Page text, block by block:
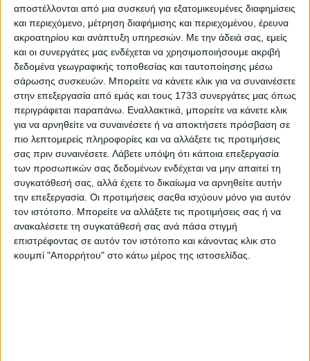
αποστέλλονται από μια συσκευή για εξατομικευμένες διαφημίσεις
και περιεχόμενο, μέτρηση διαφήμισης και περιεχομένου, έρευνα
ακροατηρίου και ανάπτυξη υπηρεσιών. Με την άδειά σας, εμείς
και οι συνεργάτες μας ενδέχεται να χρησιμοποιήσουμε ακριβή
δεδομένα γεωγραφικής τοποθεσίας και ταυτοποίησης μέσω
σάρωσης συσκευών. Μπορείτε να κάνετε κλικ για να συναινέσετε
στην επεξεργασία από εμάς και τους 1733 συνεργάτες μας όπως
περιγράφεται παραπάνω. Εναλλακτικά, μπορείτε να κάνετε κλικ
για να αρνηθείτε να συναινέσετε ή να αποκτήσετε πρόσβαση σε
πιο λεπτομερείς πληροφορίες και να αλλάξετε τις προτιμήσεις
σας πριν συναινέσετε. Λάβετε υπόψη ότι κάποια επεξεργασία
των προσωπικών σας δεδομένων ενδέχεται να μην απαιτεί τη
συγκατάθεσή σας, αλλά έχετε το δικαίωμα να αρνηθείτε αυτήν
την επεξεργασία. Οι προτιμήσεις σαςθα ισχύουν μόνο για αυτόν
τον ιστότοπο. Μπορείτε να αλλάξετε τις προτιμήσεις σας ή να
ανακαλέσετε τη συγκατάθεσή σας ανά πάσα στιγμή
επιστρέφοντας σε αυτόν τον ιστότοπο και κάνοντας κλικ στο
κουμπί "Απορρήτου" στο κάτω μέρος της ιστοσελίδας.